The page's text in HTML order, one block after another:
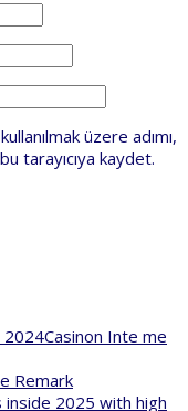
üzere adımı,
tarayıcıya kaydet.
Inte me
Remark
2025 with high